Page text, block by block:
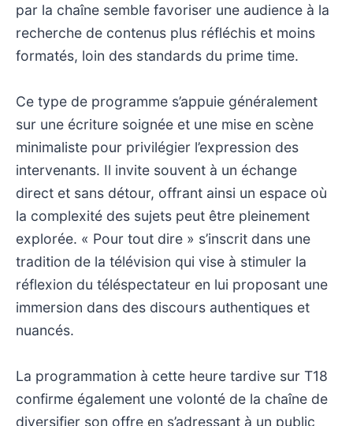
par la chaîne semble favoriser une audience à la
recherche de contenus plus réfléchis et moins
formatés, loin des standards du prime time.
Ce type de programme s’appuie généralement
sur une écriture soignée et une mise en scène
minimaliste pour privilégier l’expression des
intervenants. Il invite souvent à un échange
direct et sans détour, offrant ainsi un espace où
la complexité des sujets peut être pleinement
explorée. « Pour tout dire » s’inscrit dans une
tradition de la télévision qui vise à stimuler la
réflexion du téléspectateur en lui proposant une
immersion dans des discours authentiques et
nuancés.
La programmation à cette heure tardive sur T18
confirme également une volonté de la chaîne de
diversifier son offre en s’adressant à un public